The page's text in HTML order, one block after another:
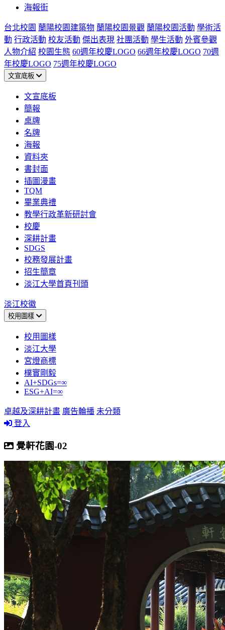
海報街
台北校園 蘭陽校園建築物 蘭陽校園景觀 蘭陽校園活動 學術活
動 行政活動 校友活動 傑出表現 社團活動 學生活動 外賓參觀
人物介紹 校園生態 60週年校慶LOGO 66週年校慶LOGO 70週
年校慶LOGO 75週年校慶LOGO
文宣底板
文宣底板
簡報
桌牌
名牌
海報
資料夾
書封面
插圖漫畫
TQM
畢業典禮
教學行政革新研討會
校慶
深耕計畫
SDGS
校務發展計畫
招生簡章
淡江大學首頁刊頭
淡江校徽
校用圖樣
校用圖樣
淡江大學
宮燈商標
樸實剛毅
AI+SDGs=∞
ESG+AI=∞
卓越及深耕計畫 廣告輪播 未分類
登入
覺軒花園-02